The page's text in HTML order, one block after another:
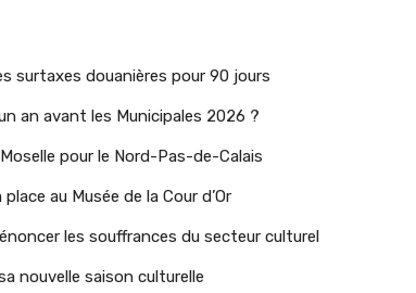
surtaxes douanières pour 90 jours
an avant les Municipales 2026 ?
pour le Nord-Pas-de-Calais
au Musée de la Cour d’Or
les souffrances du secteur culturel
nouvelle saison culturelle